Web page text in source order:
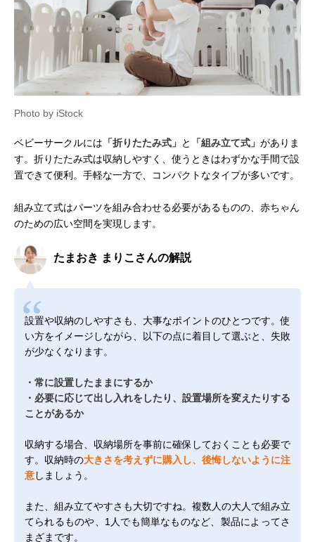
Photo by iStock
ベビーサークルには 「折りたたみ式」 と 「組み立て式」 がありま
す。折りたたみ式は収納しやすく、使うときはわずかな手間で設
置できて便利。手軽な一方で、コンパクトなタイプが多いです。
組み立て式はパーツを組み合わせる必要があるものの、赤ちゃん
のための広い空間を実現します。
たまおき まりこさんの解説
設置や収納のしやすさも、大事なポイントのひとつです。使
い方をイメージしながら、以下の点に着目して選ぶと、失敗
が少なくなります。
・常に設置したままにするか
・必要に応じて出し入れをしたり、設置場所を変えたりする
ことがあるか
収納する場合、収納場所を事前に確保しておくことも必要で
す。収納時の大きさを考えずに購入し、後悔しないように注
意しましょう。
また、組み立てやすさも大切ですね。複数人の大人で組み立
てられるものや、1人でも簡単なものなど、製品によってさ
まざまです。